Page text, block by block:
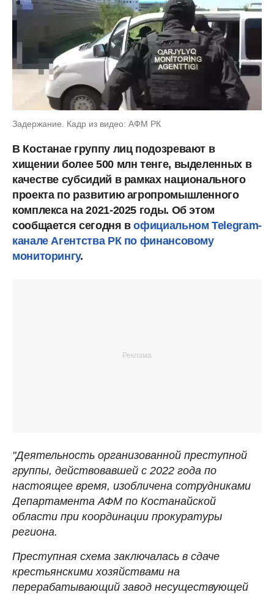
Задержание. Кадр из видео: АФМ РК
В Костанае группу лиц подозревают в
хищении более 500 млн тенге, выделенных в
качестве субсидий в рамках национального
проекта по развитию агропромышленного
комплекса на 2021-2025 годы. Об этом
сообщается сегодня вофициальном Telegram-
канале Агентства РК по финансовому
мониторингу.
"Деятельность организованной преступной
группы, действовавшей с 2022 года по
настоящее время, изобличена сотрудниками
Департамента АФМ по Костанайской
области при координации прокуратуры
региона.
Преступная схема заключалась в сдаче
крестьянскими хозяйствами на
перерабатывающий завод несуществующей